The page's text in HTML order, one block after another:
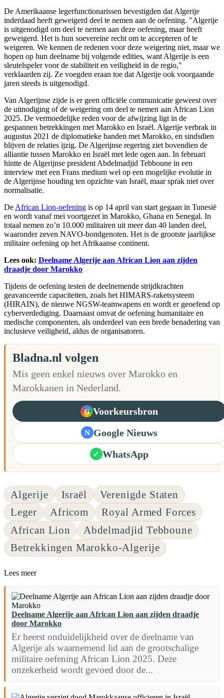
De Amerikaanse legerfunctionarissen bevestigden dat Algerije
inderdaad heeft geweigerd deel te nemen aan de oefening. "Algerije
is uitgenodigd om deel te nemen aan deze oefening, maar heeft
geweigerd. Het is hun soevereine recht om te accepteren of te
weigeren. We kennen de redenen voor deze weigering niet, maar we
hopen op hun deelname bij volgende edities, want Algerije is een
sleutelspeler voor de stabiliteit en veiligheid in de regio,"
verklaarden zij. Ze voegden eraan toe dat Algerije ook voorgaande
jaren steeds is uitgenodigd.
Van Algerijnse zijde is er geen officiële communicatie geweest over
de uitnodiging of de weigering om deel te nemen aan African Lion
2025. De vermoedelijke reden voor de afwijzing ligt in de
gespannen betrekkingen met Marokko en Israël. Algerije verbrak in
augustus 2021 de diplomatieke banden met Marokko, en sindsdien
blijven de relaties ijzig. De Algerijnse regering ziet bovendien de
alliantie tussen Marokko en Israël met lede ogen aan. In februari
hintte de Algerijnse president Abdelmadjid Tebboune in een
interview met een Frans medium wel op een mogelijke evolutie in
de Algerijnse houding ten opzichte van Israël, maar sprak niet over
normalisatie.
De African Lion-oefening is op 14 april van start gegaan in Tunesië
en wordt vanaf mei voortgezet in Marokko, Ghana en Senegal. In
totaal nemen zo’n 10.000 militairen uit meer dan 40 landen deel,
waaronder zeven NAVO-bondgenoten. Het is de grootste jaarlijkse
militaire oefening op het Afrikaanse continent.
Lees ook: Deelname Algerije aan African Lion aan zijden
draadje door Marokko
Tijdens de oefening testen de deelnemende strijdkrachten
geavanceerde capaciteiten, zoals het HIMARS-raketsysteem
(HIRAIN), de nieuwe NGSW-teamwapens en wordt er geoefend op
cyberverdediging. Daarnaast omvat de oefening humanitaire en
medische componenten, als onderdeel van een brede benadering van
inclusieve veiligheid, aldus de organisatoren.
Bladna.nl volgen
Mis geen enkel nieuws over Marokko en
Marokkanen in Nederland.
G Voorkeursbron
N Google Nieuws
✓ WhatsApp
Algerije Israël
Verenigde Staten
Leger
Africom
Royal Armed Forces
African Lion
Abdelmadjid Tebboune
Betrekkingen Marokko-Algerije
Lees meer
Deelname Algerije aan African Lion aan zijden draadje
door Marokko
Er heerst onduidelijkheid over de deelname van
Algerije als waarnemend lid aan de grootschalige
militaire oefening African Lion 2025. Deze
onzekerheid wordt gevoed door de...